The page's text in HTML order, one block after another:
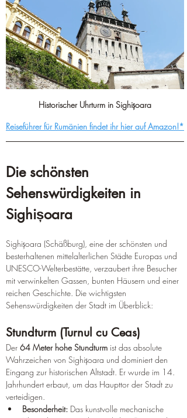
Historischer Uhrturm in Sighișoara
Reiseführer für Rumänien findet ihr hier auf Amazon!*
Die schönsten
Sehenswürdigkeiten in
Sighișoara
Sighișoara (Schäßburg), eine der schönsten und
besterhaltenen mittelalterlichen Städte Europas und
UNESCO-Welterbestätte, verzaubert ihre Besucher
mit verwinkelten Gassen, bunten Häusern und einer
reichen Geschichte. Die wichtigsten
Sehenswürdigkeiten der Stadt im Überblick:
Stundturm (Turnul cu Ceas)
Der 64 Meter hohe Stundturm ist das absolute
Wahrzeichen von Sighișoara und dominiert den
Eingang zur historischen Altstadt. Er wurde im 14.
Jahrhundert erbaut, um das Haupttor der Stadt zu
verteidigen.
Besonderheit: Das kunstvolle mechanische